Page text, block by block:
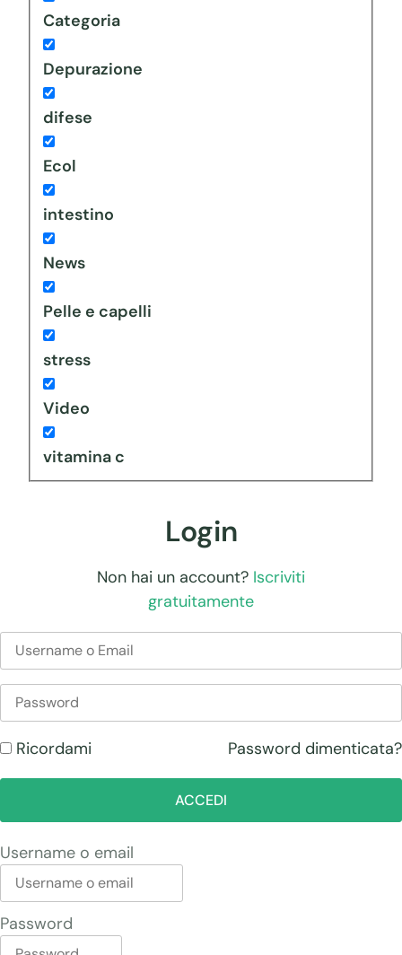
Categoria
Depurazione
difese
Ecol
intestino
News
Pelle e capelli
stress
Video
vitamina c
Login
Non hai un account? Iscriviti
gratuitamente
Ricordami
ACCEDI
Password dimenticata?
Username o email
Password